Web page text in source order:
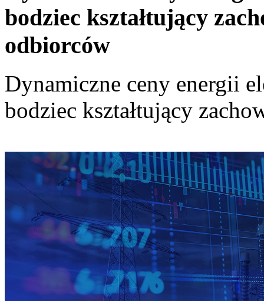
bodziec kształtujący
odbiorców
Dynamiczne ceny energii
bodziec kształtujący